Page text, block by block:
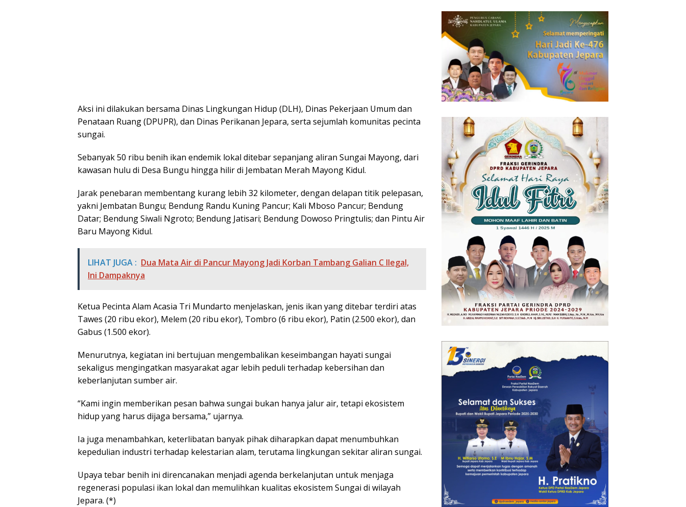
Aksi ini dilakukan bersama Dinas Lingkungan Hidup (DLH), Dinas Pekerjaan Umum dan
Penataan Ruang (DPUPR), dan Dinas Perikanan Jepara, serta sejumlah komunitas pecinta
sungai.
Sebanyak 50 ribu benih ikan endemik lokal ditebar sepanjang aliran Sungai Mayong, dari
kawasan hulu di Desa Bungu hingga hilir di Jembatan Merah Mayong Kidul.
Jarak penebaran membentang kurang lebih 32 kilometer, dengan delapan titik pelepasan,
yakni Jembatan Bungu; Bendung Randu Kuning Pancur; Kali Mboso Pancur; Bendung
Datar; Bendung Siwali Ngroto; Bendung Jatisari; Bendung Dowoso Pringtulis; dan Pintu Air
Baru Mayong Kidul.
LIHAT JUGA : Dua Mata Air di Pancur Mayong Jadi Korban Tambang Galian C Ilegal,
Ini Dampaknya
Ketua Pecinta Alam Acasia Tri Mundarto menjelaskan, jenis ikan yang ditebar terdiri atas
Tawes (20 ribu ekor), Melem (20 ribu ekor), Tombro (6 ribu ekor), Patin (2.500 ekor), dan
Gabus (1.500 ekor).
Menurutnya, kegiatan ini bertujuan mengembalikan keseimbangan hayati sungai
sekaligus mengingatkan masyarakat agar lebih peduli terhadap kebersihan dan
keberlanjutan sumber air.
“Kami ingin memberikan pesan bahwa sungai bukan hanya jalur air, tetapi ekosistem
hidup yang harus dijaga bersama,” ujarnya.
Ia juga menambahkan, keterlibatan banyak pihak diharapkan dapat menumbuhkan
kepedulian industri terhadap kelestarian alam, terutama lingkungan sekitar aliran sungai.
Upaya tebar benih ini direncanakan menjadi agenda berkelanjutan untuk menjaga
regenerasi populasi ikan lokal dan memulihkan kualitas ekosistem Sungai di wilayah
Jepara. (*)